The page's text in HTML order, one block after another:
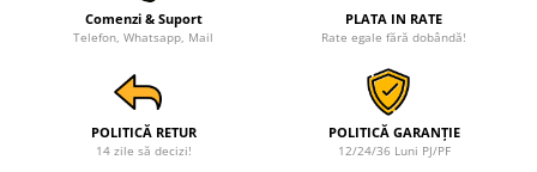
Comenzi & Suport
Telefon, Whatsapp, Mail
PLATA IN RATE
Rate egale fără dobândă!
POLITICĂ RETUR
14 zile să decizi!
POLITICĂ GARANȚIE
12/24/36 Luni PJ/PF